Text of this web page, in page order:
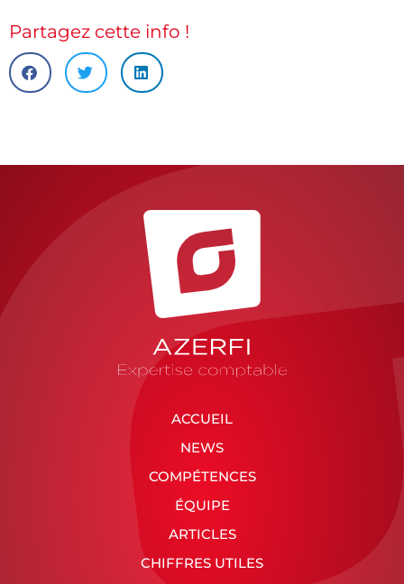
Partagez cette info !
ACCUEIL
NEWS
COMPÉTENCES
ÉQUIPE
ARTICLES
CHIFFRES UTILES